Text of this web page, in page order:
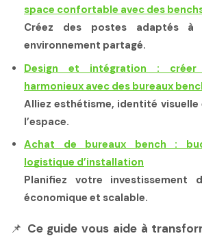
space confortable avec des
Créez des postes adaptés à
environnement partagé.
Design et intégration :
harmonieux avec des bureaux
Alliez esthétisme, identité visuelle
l’espace.
Achat de bureaux bench :
logistique d’installation
Planifiez votre investissement
économique et scalable.
📌 Ce guide vous aide à